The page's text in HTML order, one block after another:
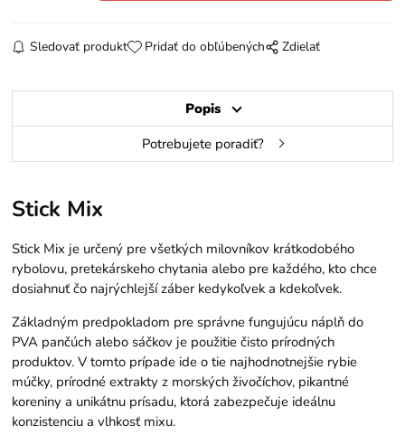
Sledovať produkt Pridať do obľúbených Zdielať
Popis
Potrebujete poradiť?
Stick Mix
Stick Mix je určený pre všetkých milovníkov krátkodobého
rybolovu, pretekárskeho chytania alebo pre každého, kto chce
dosiahnuť čo najrýchlejší záber kedykoľvek a kdekoľvek.
Základným predpokladom pre správne fungujúcu náplň do
PVA pančúch alebo sáčkov je použitie čisto prírodných
produktov. V tomto prípade ide o tie najhodnotnejšie rybie
múčky, prírodné extrakty z morských živočíchov, pikantné
koreniny a unikátnu prísadu, ktorá zabezpečuje ideálnu
konzistenciu a vlhkosť mixu.